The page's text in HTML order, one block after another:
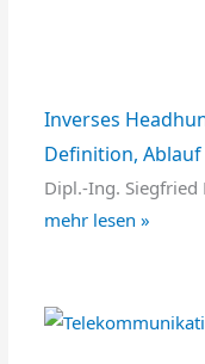
Inverses
Definition,
Dipl.-Ing. Siegfried
mehr lesen »